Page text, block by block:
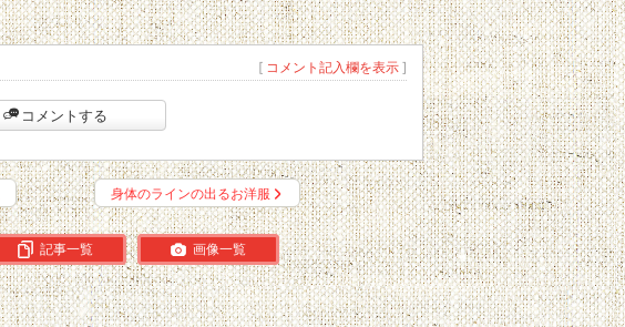
[ コメント記入欄を表示 ]
コメントする
身体のラインの出るお洋服
記事一覧 画像一覧